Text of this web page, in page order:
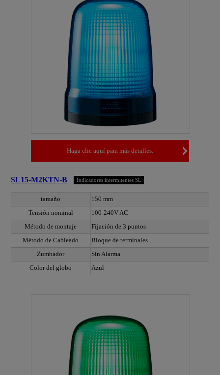
Haga clic aquí para más detalles.
SL15-M2KTN-B Indicadores intermitentes SL
tamaño
150 mm
Tensión nominal
100-240V AC
Método de montaje
Fijación de 3 puntos
Método de Cableado
Bloque de terminales
Zumbador
Sin Alarma
Color del globo
Azul